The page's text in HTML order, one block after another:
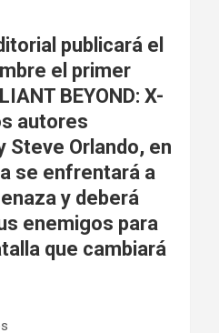
publicará el
el primer
BEYOND: X-
autores
Steve Orlando, en
se enfrentará a
y deberá
enemigos para
que cambiará